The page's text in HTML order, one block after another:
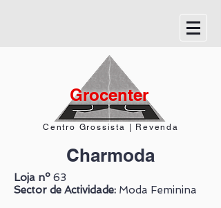
Grocenter
Centro Grossista | Revenda
Charmoda
Loja nº 63
Sector de Actividade: Moda Feminina